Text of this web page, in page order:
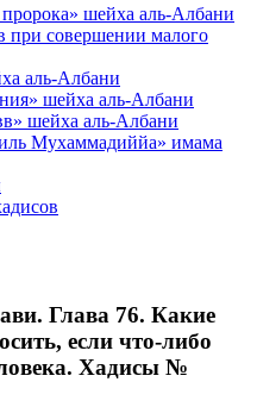
шейха аль-Албани
при совершении малого
аль-Албани
шейха аль-Албани
шейха аль-Албани
Мухаммадиййа» имама
Глава 76. Какие
если что-либо
Хадисы №